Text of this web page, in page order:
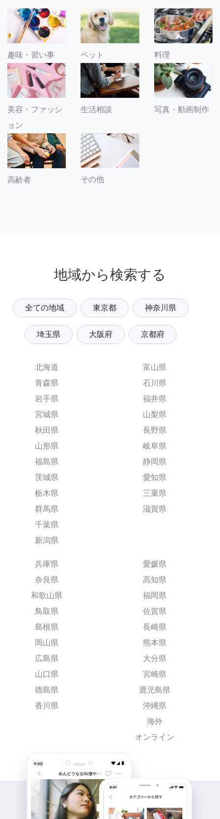
趣味・習い事 ペット 料理
美容・ファッシ
ョン
生活相談 写真・動画制作
高齢者 その他
地域から検索する
全ての地域 東京都 神奈川県
埼玉県 大阪府 京都府
北海道
青森県
岩手県
宮城県
秋田県
山形県
福島県
茨城県
栃木県
群馬県
千葉県
新潟県
富山県
石川県
福井県
山梨県
長野県
岐阜県
静岡県
愛知県
三重県
滋賀県
兵庫県
奈良県
和歌山県
鳥取県
島根県
岡山県
広島県
山口県
徳島県
香川県
愛媛県
高知県
福岡県
佐賀県
長崎県
熊本県
大分県
宮崎県
鹿児島県
沖縄県
海外
オンライン